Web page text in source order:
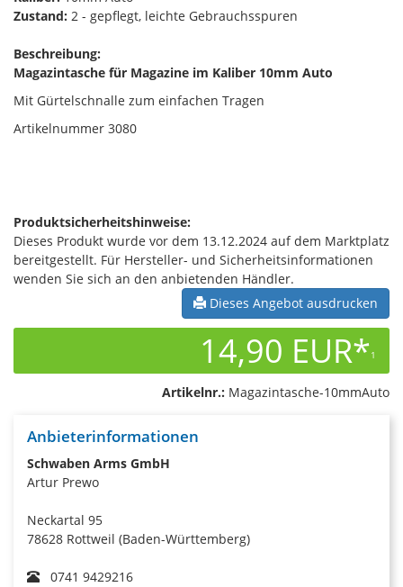
Zustand: 2 - gepflegt, leichte Gebrauchsspuren
Beschreibung:
Magazintasche für Magazine im Kaliber 10mm Auto
Mit Gürtelschnalle zum einfachen Tragen
Artikelnummer 3080
Produktsicherheitshinweise:
Dieses Produkt wurde vor dem 13.12.2024 auf dem Marktplatz
bereitgestellt. Für Hersteller- und Sicherheitsinformationen
wenden Sie sich an den anbietenden Händler.
Dieses Angebot ausdrucken
14,90 EUR*1
Artikelnr.: Magazintasche-10mmAuto
Anbieterinformationen
Schwaben Arms GmbH
Artur Prewo
Neckartal 95
78628 Rottweil (Baden-Württemberg)
0741 9429216